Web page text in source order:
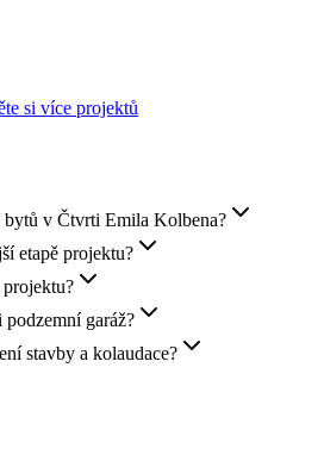
si více projektů
bytů v Čtvrti Emila Kolbena?
etapě projektu?
garáž?
stavby a kolaudace?